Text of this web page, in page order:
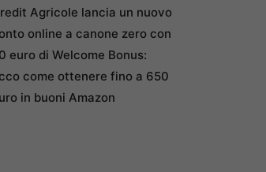
Agricole lancia un nuovo
online a canone zero con
euro di Welcome Bonus:
come ottenere fino a 650
in buoni Amazon